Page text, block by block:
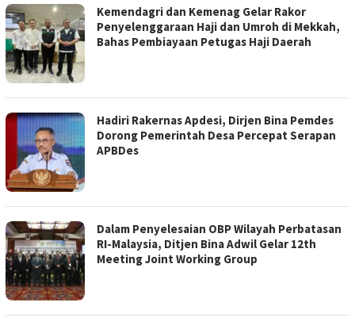
Kemendagri dan Kemenag Gelar Rakor
Penyelenggaraan Haji dan Umroh di Mekkah,
Bahas Pembiayaan Petugas Haji Daerah
Hadiri Rakernas Apdesi, Dirjen Bina Pemdes
Dorong Pemerintah Desa Percepat Serapan
APBDes
Dalam Penyelesaian OBP Wilayah Perbatasan
RI-Malaysia, Ditjen Bina Adwil Gelar 12th
Meeting Joint Working Group